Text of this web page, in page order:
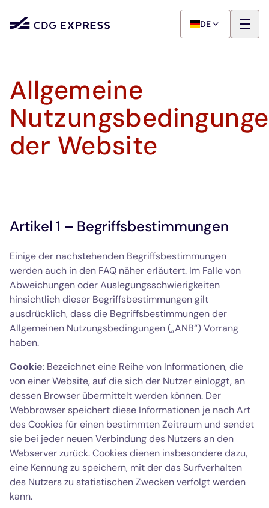
DE
Allgemeine
der Website
Artikel 1 – Begriffsbestimmungen
Einige der nachstehenden Begriffsbestimmungen
werden auch in den FAQ näher erläutert. Im Falle von
Abweichungen oder Auslegungsschwierigkeiten
hinsichtlich dieser Begriffsbestimmungen gilt
ausdrücklich, dass die Begriffsbestimmungen der
Allgemeinen Nutzungsbedingungen („ANB“) Vorrang
haben.
Cookie: Bezeichnet eine Reihe von Informationen, die
von einer Website, auf die sich der Nutzer einloggt, an
dessen Browser übermittelt werden können. Der
Webbrowser speichert diese Informationen je nach Art
des Cookies für einen bestimmten Zeitraum und sendet
sie bei jeder neuen Verbindung des Nutzers an den
Webserver zurück. Cookies dienen insbesondere dazu,
eine Kennung zu speichern, mit der das Surfverhalten
des Nutzers zu statistischen Zwecken verfolgt werden
kann.